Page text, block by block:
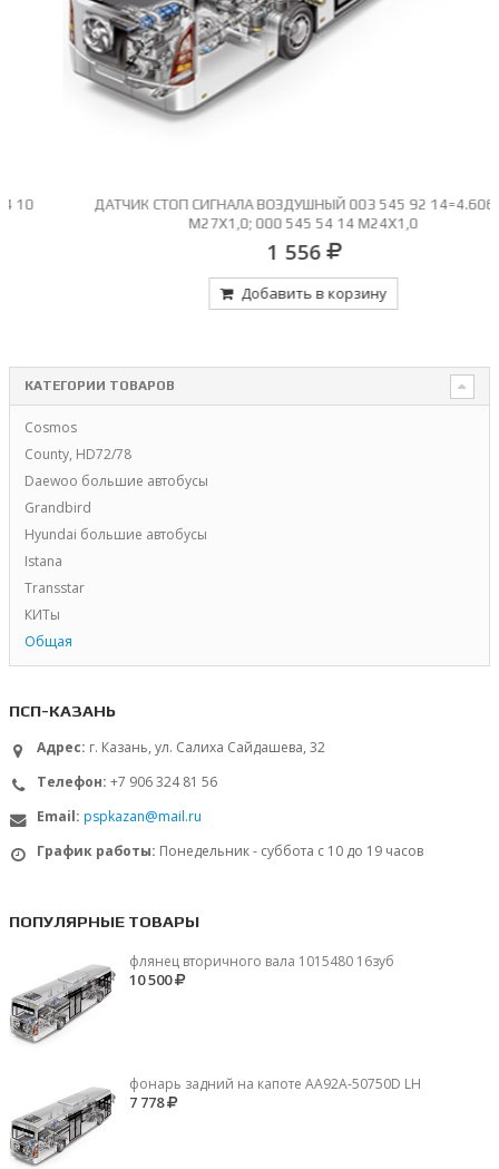
ДАТЧИК СТОП СИГНАЛА ВОЗДУШНЫЙ 003 545 92 14=4.60652
М27Х1,0; 000 545 54 14 М24Х1,0
1 556
Добавить в корзину
КАТЕГОРИИ ТОВАРОВ
Cosmos
County, HD72/78
Daewoo большие автобусы
Grandbird
Hyundai большие автобусы
Istana
Transstar
КИТы
Общая
ПСП-КАЗАНЬ
Адрес: г. Казань, ул. Салиха Сайдашева, 32
Телефон: +7 906 324 81 56
Email: pspkazan@mail.ru
График работы: Понедельник - суббота с 10 до 19 часов
ПОПУЛЯРНЫЕ ТОВАРЫ
флянец вторичного вала 1015480 16зуб
10 500
фонарь задний на капоте AA92A-50750D LH
7 778